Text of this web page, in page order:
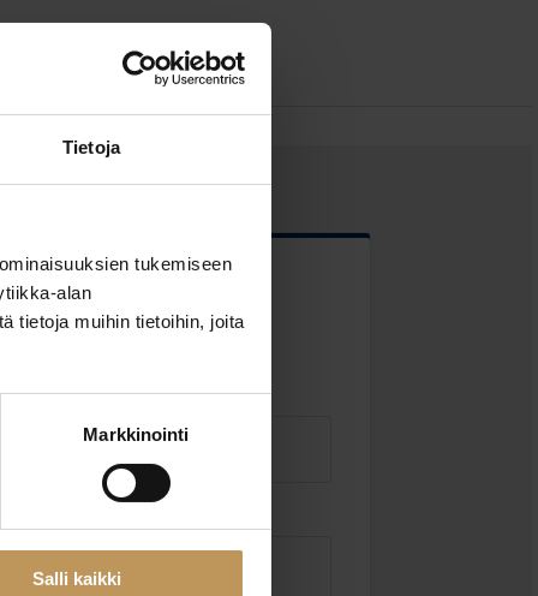
Tietoja
tukemiseen
alan
tietoja muihin tietoihin, joita
Markkinointi
Salli kaikki